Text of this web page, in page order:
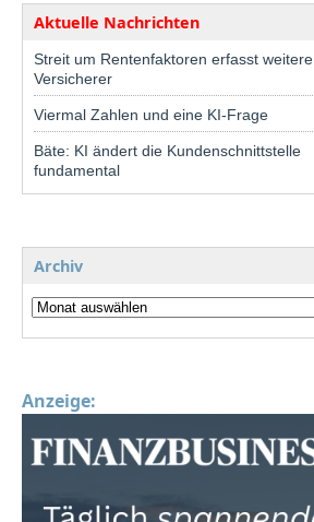
Aktuelle Nachrichten
Streit um Rentenfaktoren erfasst weitere
Versicherer
Viermal Zahlen und eine KI-Frage
Bäte: KI ändert die Kundenschnittstelle
fundamental
Archiv
Anzeige: